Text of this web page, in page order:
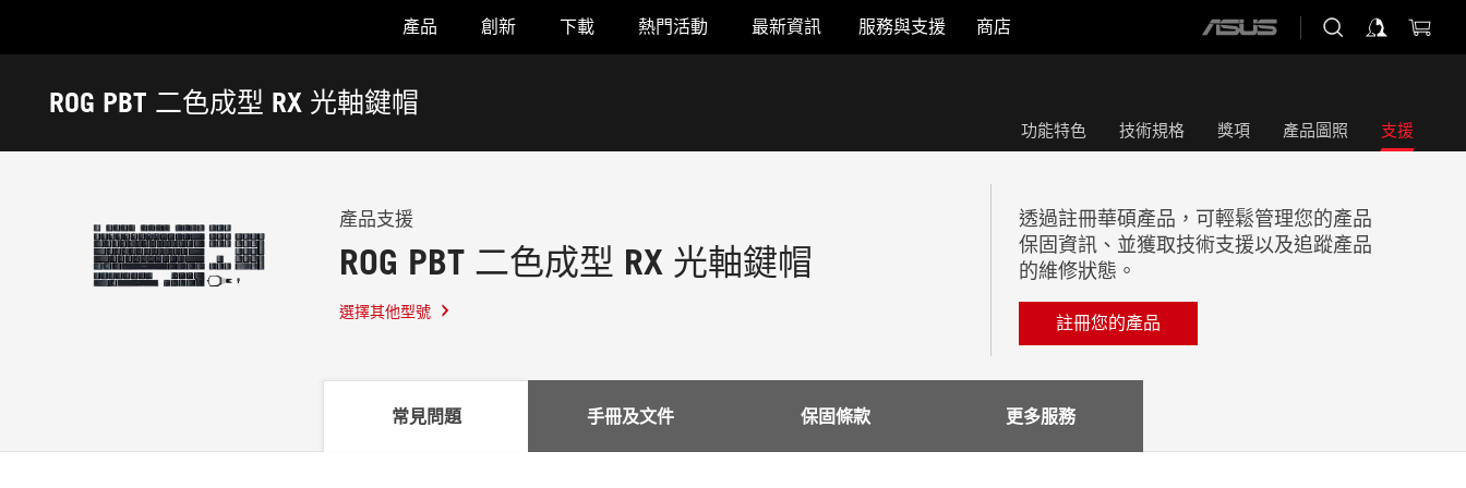
Accessibility links
產品 創新 下載 熱門活動 最新資訊 服務與支援 商店
ASUS
ROG PBT 二色成型 RX 光軸鍵帽
支
功能特色 技術規格 獎項 產品圖照 支援
產品支援
ROG PBT 二色成型 RX 光軸鍵帽
選擇其他型號
透過註冊華碩產品，可輕鬆管理您的產品
保固資訊、並獲取技術支援以及追蹤產品
的維修狀態。
註冊您的產品
常見問題 手冊及文件 保固條款 更多服務